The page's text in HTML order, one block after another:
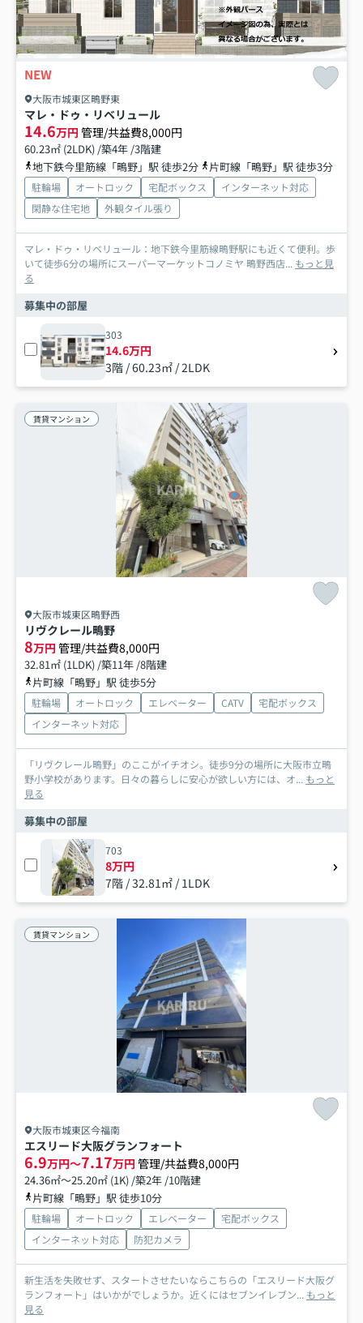
NEW
大阪市城東区鴫野東
マレ・ドゥ・リベリュール
14.6万円 管理/共益費8,000円
60.23㎡ (2LDK) /築4年 /3階建
地下鉄今里筋線「鴫野」駅 徒歩2分
片町線「鴫野」駅 徒歩3分
駐輪場 オートロック 宅配ボックス
インターネット対応
閑静な住宅地
外観タイル張り
マレ・ドゥ・リベリュール：地下鉄今里筋線鴫野駅にも近くて便利。歩
いて徒歩6分の場所にスーパーマーケットコノミヤ 鴫野西店... もっと見
る
募集中の部屋
303
14.6万円
3階 / 60.23㎡ / 2LDK
賃貸マンション
大阪市城東区鴫野西
リヴクレール鴫野
8万円 管理/共益費8,000円
32.81㎡ (1LDK) /築11年 /8階建
片町線「鴫野」駅 徒歩5分
駐輪場 オートロック エレベーター CATV
宅配ボックス
インターネット対応
「リヴクレール鴫野」のここがイチオシ。徒歩9分の場所に大阪市立鴫
野小学校があります。日々の暮らしに安心が欲しい方には、オ... もっと
見る
募集中の部屋
703
8万円
7階 / 32.81㎡ / 1LDK
賃貸マンション
大阪市城東区今福南
エスリード大阪グランフォート
6.9万円～7.17万円 管理/共益費8,000円
24.36㎡～25.20㎡ (1K) /築2年 /10階建
片町線「鴫野」駅 徒歩10分
駐輪場 オートロック エレベーター
宅配ボックス
インターネット対応
防犯カメラ
新生活を失敗せず、スタートさせたいならこちらの「エスリード大阪グ
ランフォート」はいかがでしょうか。近くにはセブンイレブン... もっと
見る